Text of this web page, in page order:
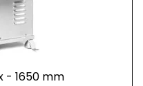
- 1650 mm